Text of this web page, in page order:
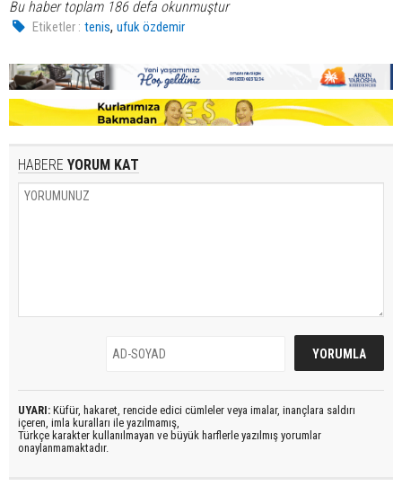
Bu haber toplam 186 defa okunmuştur
Etiketler : tenis,ufuk özdemir
HABERE YORUM KAT
UYARI: Küfür, hakaret, rencide edici cümleler veya imalar, inançlara saldırı
içeren, imla kuralları ile yazılmamış,
Türkçe karakter kullanılmayan ve büyük harflerle yazılmış yorumlar
onaylanmamaktadır.